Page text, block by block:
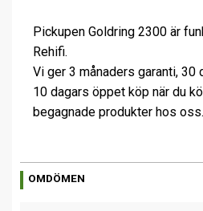
Pickupen Goldring 2300 är
Rehifi.
Vi ger 3 månaders garanti, 30
10 dagars öppet köp när du
begagnade produkter hos oss.
OMDÖMEN